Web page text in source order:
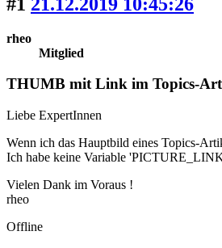
rheo
Mitglied
THUMB mit Link im Topics-
Liebe ExpertInnen
Wenn ich das Hauptbild eines Topics-
Ich habe keine Variable
Vielen Dank im Voraus !
rheo
Offline